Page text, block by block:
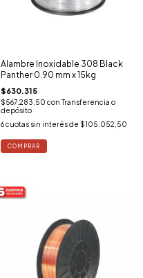
Alambre Inoxidable 308 Black
Panther 0.90 mm x 15kg
$630.315
$567.283,50 con Transferencia o
depósito
6 cuotas sin interés de $105.052,50